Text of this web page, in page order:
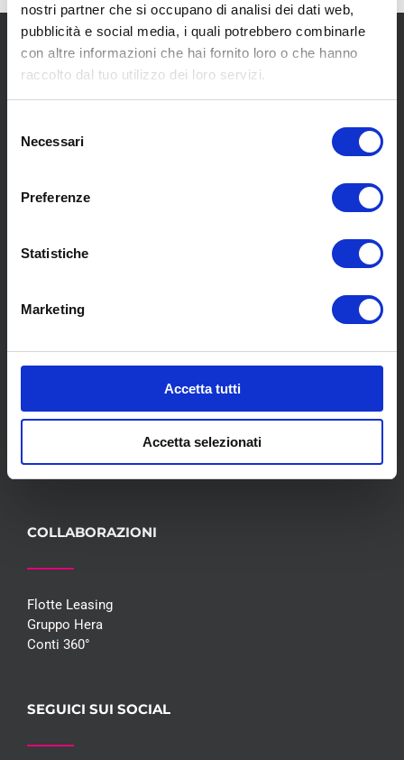
nostri partner che si occupano di analisi dei dati web,
pubblicità e social media, i quali potrebbero combinarle
con altre informazioni che hai fornito loro o che hanno
raccolto dal tuo utilizzo dei loro servizi.
delNecessari
Preferenze
Statistiche
Marketing
Accetta tutti
Accetta selezionati
SCOPRI I NOSTRI CENTRI
Pneumatici
Servizi
Whisteblowing D.Lgs 24/2023
Contatti
COLLABORAZIONI
Flotte Leasing
Gruppo Hera
Conti 360°
SEGUICI SUI SOCIAL